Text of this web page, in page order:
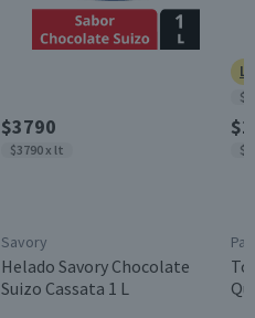
$3790
$3790 x lt
Savory
Helado Savory Chocolate
Suizo Cassata 1 L